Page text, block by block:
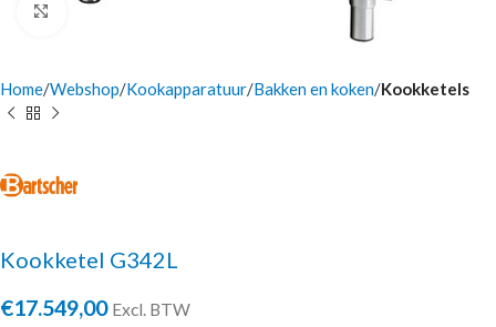
Home Webshop Kookapparatuur Bakken en koken Kookketels
Kookketel G342L
€17.549,00 Excl. BTW